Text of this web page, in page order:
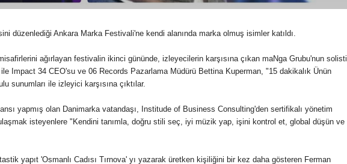
düzenlediği Ankara Marka Festivali'ne kendi alanında marka olmuş isimler katıldı.
ağırlayan festivalin ikinci gününde, izleyecilerin karşısına çıkan maNga Grubu'nun solisti
Impact 34 CEO'su ve 06 Records Pazarlama Müdürü Bettina Kuperman, "15 dakikalık Ünün
sunumları ile izleyici karşısına çıktılar.
yapmış olan Danimarka vatandaşı, Institude of Business Consulting'den sertifikalı yönetim
isteyenlere " Kendini tanımla, doğru stili seç, iyi müzik yap, işini kontrol et, global düşün ve
yapıt 'Osmanlı Cadısı Tırnova' yı yazarak üretken kişiliğini bir kez daha gösteren Ferman